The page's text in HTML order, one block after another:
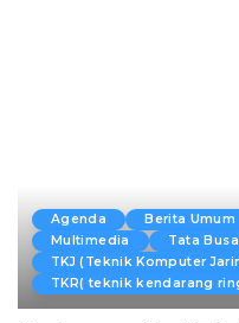
Agenda Berita Umum
Multimedia
Tata
TKJ (Teknik Komputer
TKR( teknik kendarang